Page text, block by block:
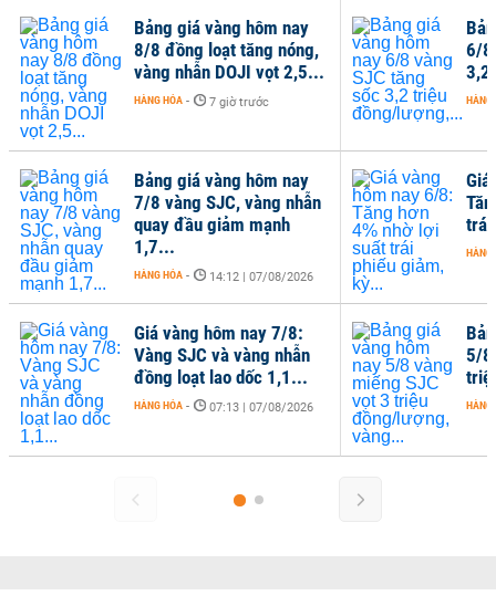
Bảng giá vàng hôm nay
8/8 đồng loạt tăng nóng,
vàng nhẫn DOJI vọt 2,5...
HÀNG HÓA - 7 giờ trước
Bảng giá vàng hôm nay
7/8 vàng SJC, vàng nhẫn
quay đầu giảm mạnh
1,7...
HÀNG HÓA - 14:12 | 07/08/2026
Giá vàng hôm nay 7/8:
Vàng SJC và vàng nhẫn
đồng loạt lao dốc 1,1...
HÀNG HÓA - 07:13 | 07/08/2026
6/8
3,2
HÀNG
trái
HÀNG
5/8
HÀNG